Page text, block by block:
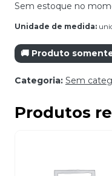
Sem estoque no
Unidade de medida:
🚚 Produto
Categoria: Sem
Produtos